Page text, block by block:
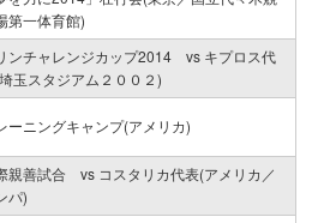
第一体育館)
ンチャレンジカップ2014 vs キプロス代
玉スタジアム２００２)
ーニングキャンプ(アメリカ)
親善試合 vs コスタリカ代表(アメリカ／
パ)